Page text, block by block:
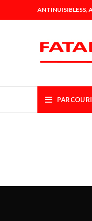
ANTINUISIBLESS,